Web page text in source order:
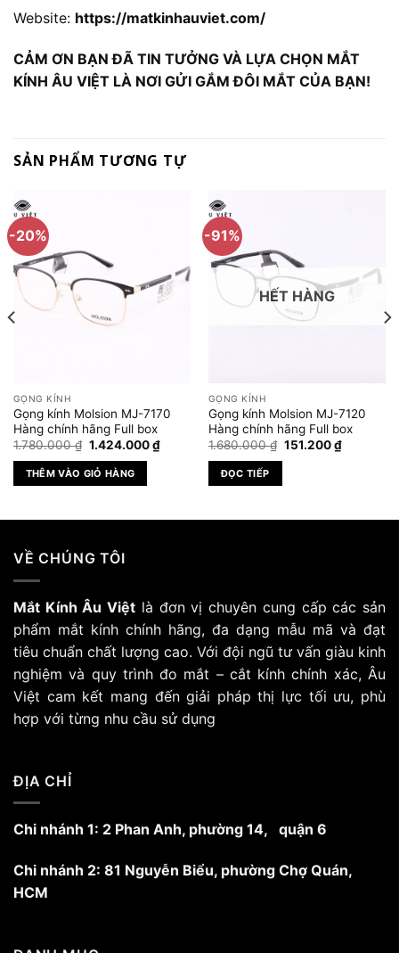
Website: https://matkinhauviet.com/
CẢM ƠN BẠN ĐÃ TIN TƯỞNG VÀ LỰA CHỌN MẮT
KÍNH ÂU VIỆT LÀ NƠI GỬI GẮM ĐÔI MẮT CỦA BẠN!
SẢN PHẨM TƯƠNG TỰ
-20%
GỌNG KÍNH
Gọng kính Molsion MJ-7170
Hàng chính hãng Full box
1.780.000₫ Giá
là:
1.780.000 ₫.
1.424.000₫Giá
hiện
1.424.000 ₫.
THÊM VÀO GIỎ HÀNG
-91%
HẾT HÀNG
GỌNG KÍNH
Gọng kính Molsion MJ-7120
Hàng chính hãng Full box
1.680.000₫ Giá
151.200₫Giá
hiện
ĐỌC TIẾP
₫.
VỀ CHÚNG TÔI
Mắt Kính Âu Việt là đơn vị chuyên cung cấp các sản
phẩm mắt kính chính hãng, đa dạng mẫu mã và đạt
tiêu chuẩn chất lượng cao. Với đội ngũ tư vấn giàu kinh
nghiệm và quy trình đo mắt – cắt kính chính xác, Âu
Việt cam kết mang đến giải pháp thị lực tối ưu, phù
hợp với từng nhu cầu sử dụng
ĐỊA CHỈ
Chi nhánh 1: 2 Phan Anh, phường 14, quận 6
Chi nhánh 2: 81 Nguyễn Biểu, phường Chợ Quán,
HCM